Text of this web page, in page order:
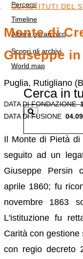
Percorsi
Timeline
Albero gerarchico
Scopri gli archivi
World map
Cerca in
GLI ISTITUTI DEL
Monte di
Giuseppe
Puglia, Rutigliano
DATA DI FONDAZIONE
DATA DI FUSIONE
Il Monte di Pietà
seguito ad un
Giuseppe Persin
aprile 1860; fu
novembre 1863
L'istituzione fu
Carità con
con regio decreto